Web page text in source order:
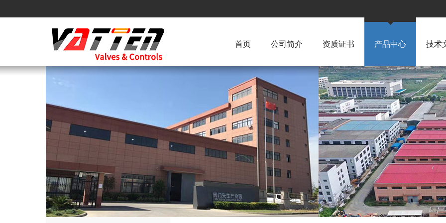
首页 公司简介 资质证书 产品中心 技术